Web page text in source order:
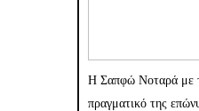
Η Σαπφώ Νοταρά με
πραγματικό της